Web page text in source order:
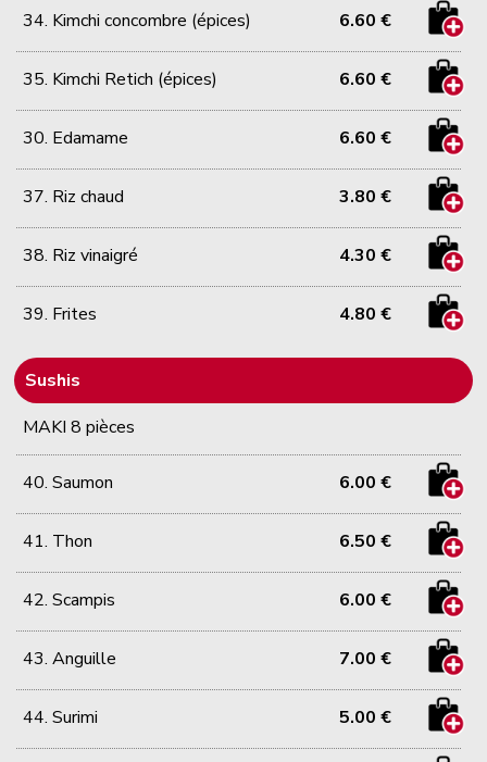
34. Kimchi concombre (épices) 6.60 €
35. Kimchi Retich (épices) 6.60 €
30. Edamame 6.60 €
37. Riz chaud 3.80 €
38. Riz vinaigré 4.30 €
39. Frites 4.80 €
Sushis
MAKI 8 pièces
40. Saumon 6.00 €
41. Thon 6.50 €
42. Scampis 6.00 €
43. Anguille 7.00 €
44. Surimi 5.00 €